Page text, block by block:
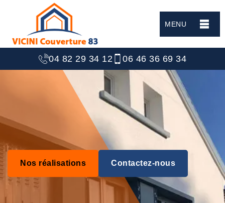
MENU
04 82 29 34 12 06 46 36 69 34
Nos réalisations Contactez-nous